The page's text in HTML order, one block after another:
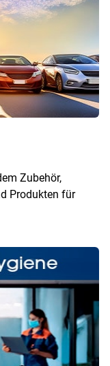
Zubehör,
Produkten für